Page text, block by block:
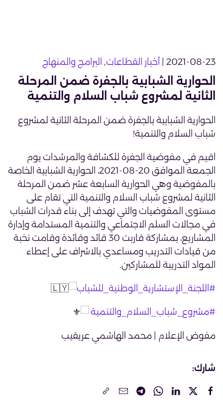
2021-08-23 | أخبار القطاعات, البرامج والمنهاج
الحوارية الشبابية بالجفرة ضمن المرحلة
الثانية لمشروع شباب السلام والتنمية
الحوارية الشبابية بالجفرة ضمن المرحلة الثانية لمشروع
شباب السلام والتنمية!
اقيم في مفوضية الجفرة للكشافة والمرشدات يوم
الجمعة الموافق 20-08-2021، الحوارية الشبابية الخاصة
بالمفوضية وهي الحوارية السابعة عشر ضمن المرحلة
الثانية لمشروع شباب السلام والتنمية التي تقام على
مستوى المفوضيات والتي تهدف إلى بناء قدرات الشباب
في مجالات السلم الاجتماعي والتنمية المستدامة وإدارة
المشاريع، بمشاركة قاربت 30 قائد وقائدة وقامت نخبة
من قيادات التدريب ومساعدي بالاشراف على إعطاء
المواد التدريبة للمشاركين.
#اللجنة_الإستشارية_الوطنية_للشباب
#مشروع_شباب_السلام_والتنمية
مفوض الإعلام | محمد الهاشمي عريقيب
شارك: